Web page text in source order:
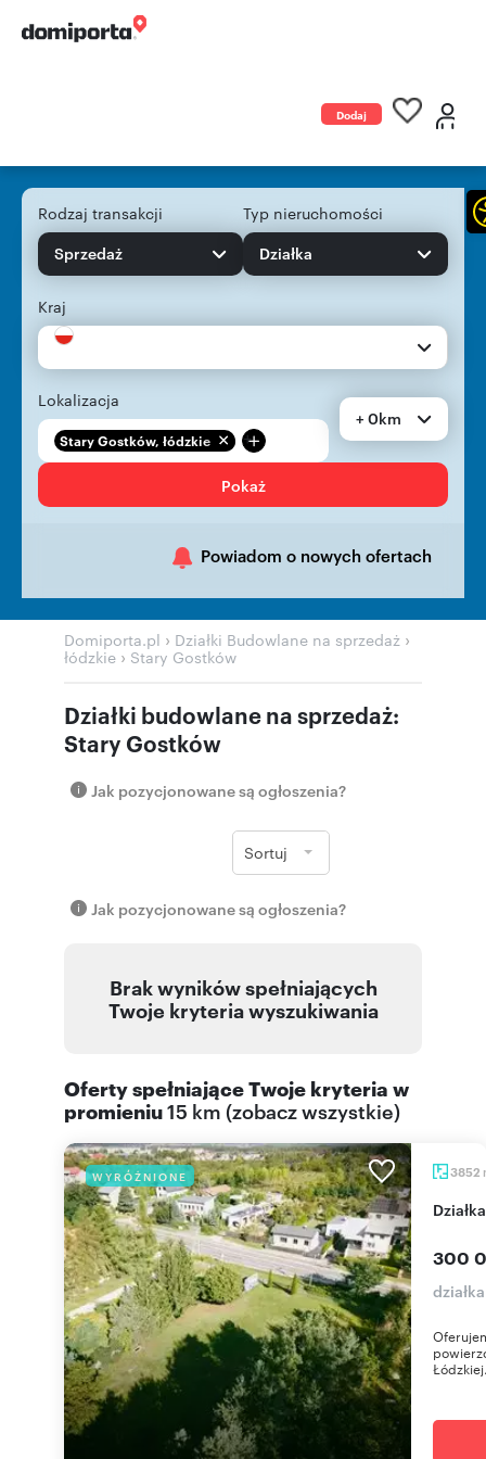
Dodaj
Rodzaj transakcji
Sprzedaż
Typ nieruchomości
Działka
Kraj
Lokalizacja
Stary Gostków, łódzkie +
+ 0km
Pokaż
Powiadom o nowych ofertach
Domiporta.pl › Działki Budowlane na sprzedaż ›
łódzkie › Stary Gostków
Działki budowlane na sprzedaż:
Stary Gostków
Jak pozycjonowane są ogłoszenia?
Sortuj
Jak pozycjonowane są ogłoszenia?
Brak wyników spełniających
Twoje kryteria wyszukiwania
Oferty spełniające Twoje kryteria w
promieniu15 km (zobacz wszystkie)
WYRÓŻNIONE 3852
300